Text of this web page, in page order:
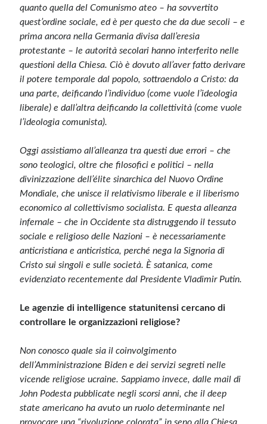
quanto quella del Comunismo ateo – ha sovvertito
quest’ordine sociale, ed è per questo che da due secoli – e
prima ancora nella Germania divisa dall’eresia
protestante – le autorità secolari hanno interferito nelle
questioni della Chiesa. Ciò è dovuto all’aver fatto derivare
il potere temporale dal popolo, sottraendolo a Cristo: da
una parte, deificando l’individuo (come vuole l’ideologia
liberale) e dall’altra deificando la collettività (come vuole
l’ideologia comunista).
Oggi assistiamo all’alleanza tra questi due errori – che
sono teologici, oltre che filosofici e politici – nella
divinizzazione dell’élite sinarchica del Nuovo Ordine
Mondiale, che unisce il relativismo liberale e il liberismo
economico al collettivismo socialista. E questa alleanza
infernale – che in Occidente sta distruggendo il tessuto
sociale e religioso delle Nazioni – è necessariamente
anticristiana e anticristica, perché nega la Signoria di
Cristo sui singoli e sulle società. È satanica, come
evidenziato recentemente dal Presidente Vladimir Putin.
Le agenzie di intelligence statunitensi cercano di
controllare le organizzazioni religiose?
Non conosco quale sia il coinvolgimento
dell’Amministrazione Biden e dei servizi segreti nelle
vicende religiose ucraine. Sappiamo invece, dalle mail di
John Podesta pubblicate negli scorsi anni, che il deep
state americano ha avuto un ruolo determinante nel